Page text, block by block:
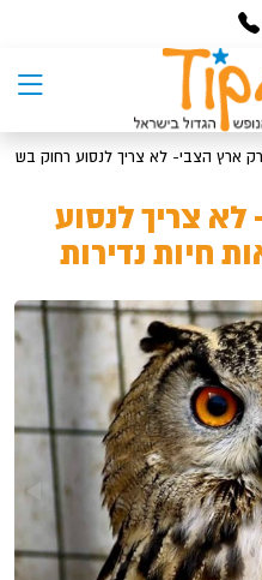
ארץ הצבי- לא צריך לנסוע רחוק
צריך לנסוע
חיות נדירות